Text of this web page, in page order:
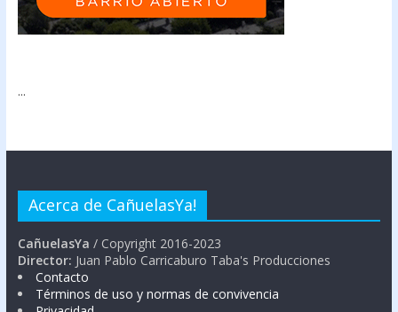
...
Acerca de CañuelasYa!
CañuelasYa / Copyright 2016-2023
Director: Juan Pablo Carricaburo Taba's Producciones
Contacto
Términos de uso y normas de convivencia